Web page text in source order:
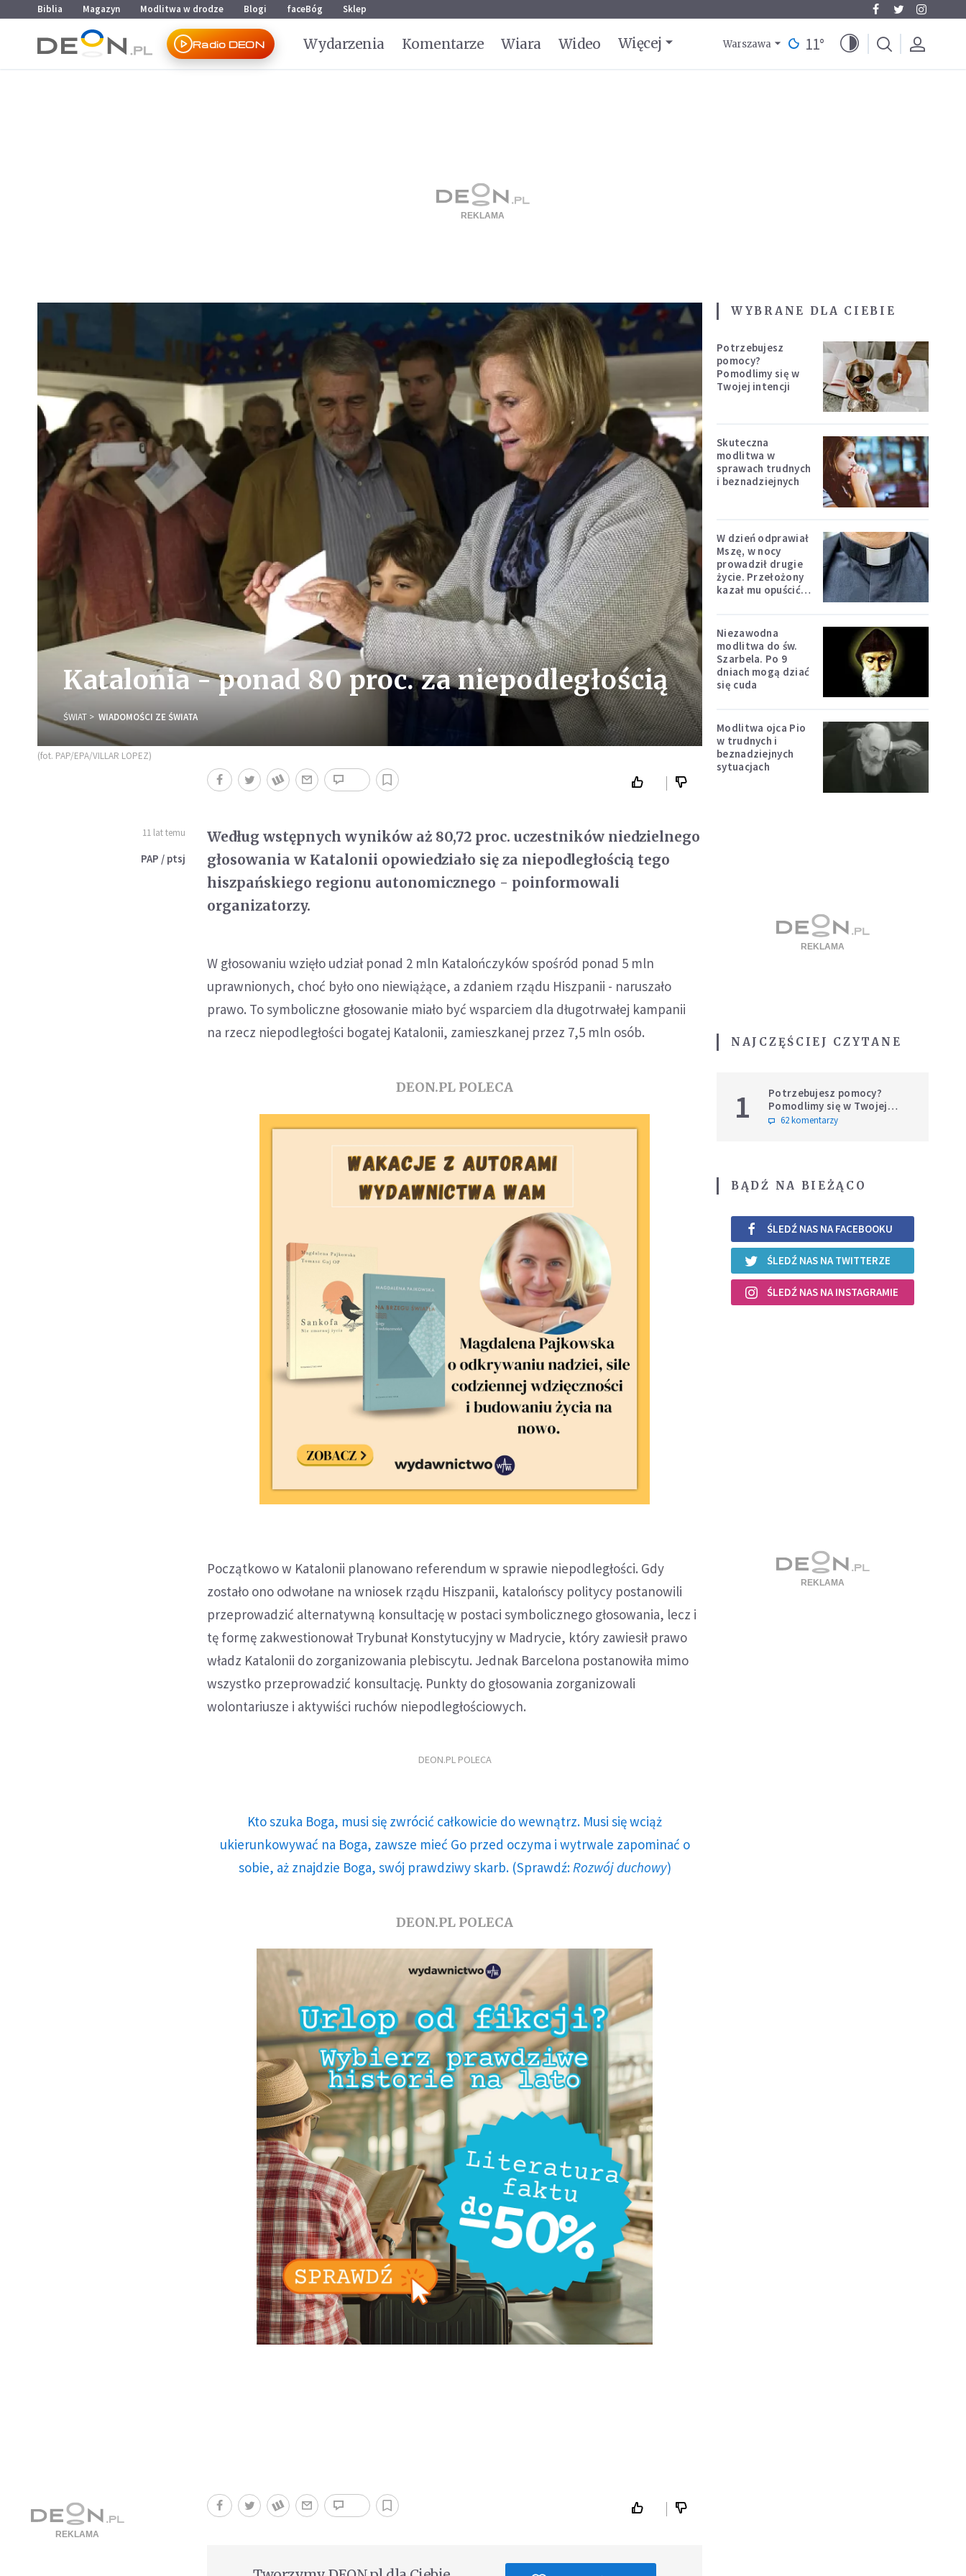
Przejdź do menu głównego
Przejdź do treści
Biblia Magazyn Modlitwa w drodze Blogi faceBóg Sklep
Radio DEON Wydarzenia Komentarze Wiara Wideo Więcej Warszawa 11°
Katalonia - ponad 80 proc. za niepodległością
ŚWIAT WIADOMOŚCI ZE ŚWIATA
(fot. PAP/EPA/VILLAR LOPEZ)
11 lat temu
PAP / ptsj
Według wstępnych wyników aż 80,72 proc. uczestników niedzielnego
głosowania w Katalonii opowiedziało się za niepodległością tego
hiszpańskiego regionu autonomicznego - poinformowali
organizatorzy.
W głosowaniu wzięło udział ponad 2 mln Katalończyków spośród ponad 5 mln
uprawnionych, choć było ono niewiążące, a zdaniem rządu Hiszpanii - naruszało
prawo. To symboliczne głosowanie miało być wsparciem dla długotrwałej kampanii
na rzecz niepodległości bogatej Katalonii, zamieszkanej przez 7,5 mln osób.
DEON.PL POLECA
Początkowo w Katalonii planowano referendum w sprawie niepodległości. Gdy
zostało ono odwołane na wniosek rządu Hiszpanii, katalońscy politycy postanowili
przeprowadzić alternatywną konsultację w postaci symbolicznego głosowania, lecz i
tę formę zakwestionował Trybunał Konstytucyjny w Madrycie, który zawiesił prawo
władz Katalonii do zorganizowania plebiscytu. Jednak Barcelona postanowiła mimo
wszystko przeprowadzić konsultację. Punkty do głosowania zorganizowali
wolontariusze i aktywiści ruchów niepodległościowych.
DEON.PL POLECA
Kto szuka Boga, musi się zwrócić całkowicie do wewnątrz. Musi się wciąż
ukierunkowywać na Boga, zawsze mieć Go przed oczyma i wytrwale zapominać o
sobie, aż znajdzie Boga, swój prawdziwy skarb. (Sprawdź: Rozwój duchowy)
DEON.PL POLECA
WYBRANE DLA CIEBIE
Potrzebujesz
pomocy?
Pomodlimy się w
Twojej intencji
Skuteczna
modlitwa w
sprawach trudnych
i beznadziejnych
W dzień odprawiał
Mszę, w nocy
prowadził drugie
życie. Przełożony
kazał mu opuścić
Niezawodna
modlitwa do św.
Szarbela. Po 9
dniach mogą dziać
się cuda
Modlitwa ojca Pio
w trudnych i
beznadziejnych
sytuacjach
NAJCZĘŚCIEJ CZYTANE
1
Potrzebujesz pomocy?
Pomodlimy się w Twojej
intencji
62 komentarzy
BĄDŹ NA BIEŻĄCO
ŚLEDŹ NAS NA FACEBOOKU
ŚLEDŹ NAS NA TWITTERZE
ŚLEDŹ NAS NA INSTAGRAMIE